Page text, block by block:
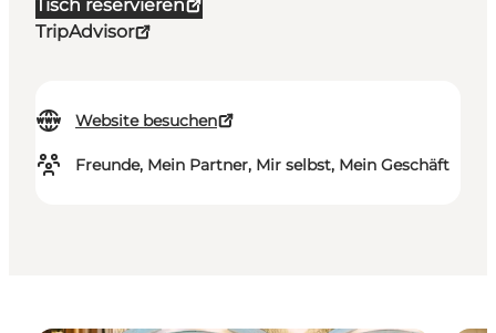
Tisch reservieren
TripAdvisor
Website besuchen
Freunde, Mein Partner, Mir selbst, Mein Geschäft